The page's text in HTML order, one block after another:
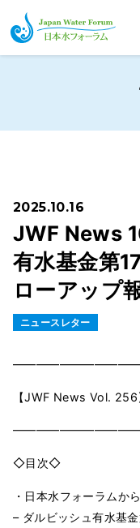
日本水フォーラム
2025.10.16
JWF News
有水基金第
ローアップ
ニュースレター
【JWF News Vol.
◇⽬次◇
・日本水フォーラムか
– ダルビッシュ有水基